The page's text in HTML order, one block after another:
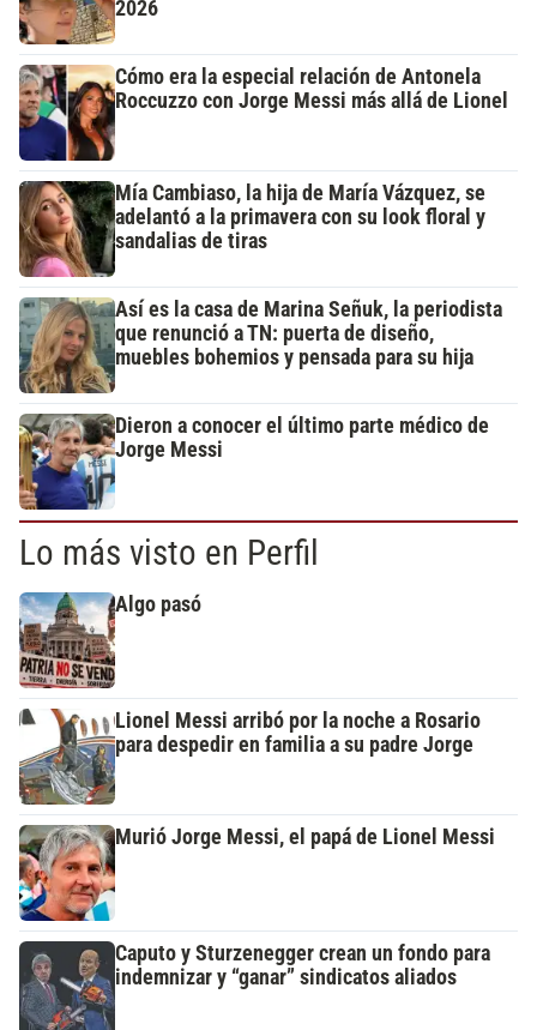
2026
Cómo era la especial relación de Antonela
Roccuzzo con Jorge Messi más allá de Lionel
Mía Cambiaso, la hija de María Vázquez, se
adelantó a la primavera con su look floral y
sandalias de tiras
Así es la casa de Marina Señuk, la periodista
que renunció a TN: puerta de diseño,
muebles bohemios y pensada para su hija
Dieron a conocer el último parte médico de
Jorge Messi
Lo más visto en Perfil
Algo pasó
Lionel Messi arribó por la noche a Rosario
para despedir en familia a su padre Jorge
Murió Jorge Messi, el papá de Lionel Messi
Caputo y Sturzenegger crean un fondo para
indemnizar y “ganar” sindicatos aliados